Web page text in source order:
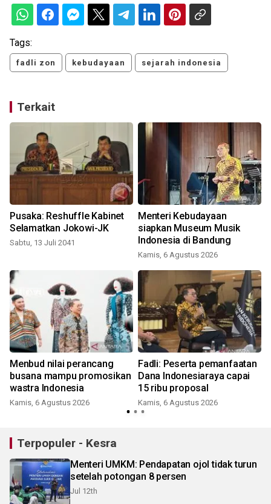
Tags:
fadli zon kebudayaan sejarah indonesia
Terkait
Pusaka: Reshuffle Kabinet
Selamatkan Jokowi-JK
Sabtu, 13 Juli 2041
Menteri Kebudayaan
siapkan Museum Musik
Indonesia di Bandung
Kamis, 6 Agustus 2026
Menbud nilai perancang
busana mampu promosikan
wastra Indonesia
Kamis, 6 Agustus 2026
Fadli: Peserta pemanfaatan
Dana Indonesiaraya capai
15 ribu proposal
Kamis, 6 Agustus 2026
Terpopuler - Kesra
Menteri UMKM: Pendapatan ojol tidak turun
setelah potongan 8 persen
Jul 12th